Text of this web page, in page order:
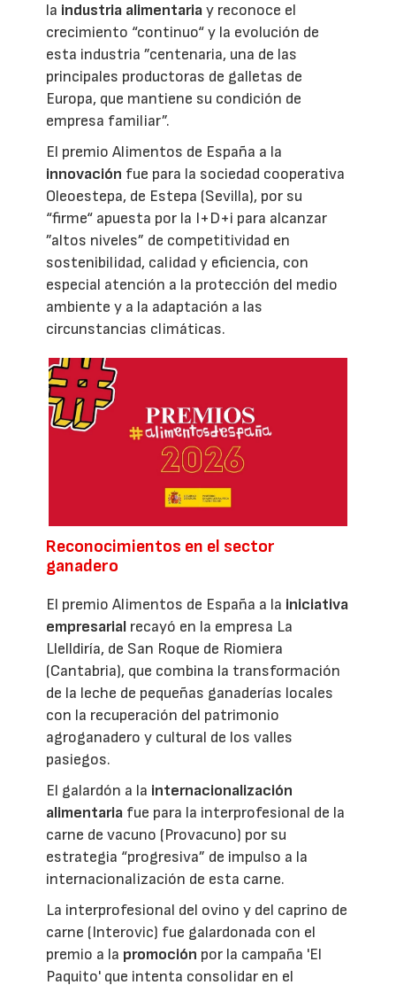
la industria alimentariay reconoce el
crecimiento “continuo“ y la evolución de
esta industria ”centenaria, una de las
principales productoras de galletas de
Europa, que mantiene su condición de
empresa familiar”.
El premio Alimentos de España a la
innovación fue para la sociedad cooperativa
Oleoestepa, de Estepa (Sevilla), por su
“firme“ apuesta por la I+D+i para alcanzar
”altos niveles” de competitividad en
sostenibilidad, calidad y eficiencia, con
especial atención a la protección del medio
ambiente y a la adaptación a las
circunstancias climáticas.
Reconocimientos en el sector
ganadero
El premio Alimentos de España a la iniciativa
empresarial recayó en la empresa La
Llelldiría, de San Roque de Riomiera
(Cantabria), que combina la transformación
de la leche de pequeñas ganaderías locales
con la recuperación del patrimonio
agroganadero y cultural de los valles
pasiegos.
El galardón a la internacionalización
alimentaria fue para la interprofesional de la
carne de vacuno (Provacuno) por su
estrategia “progresiva” de impulso a la
internacionalización de esta carne.
La interprofesional del ovino y del caprino de
carne (Interovic) fue galardonada con el
premio a la promoción por la campaña 'El
Paquito' que intenta consolidar en el